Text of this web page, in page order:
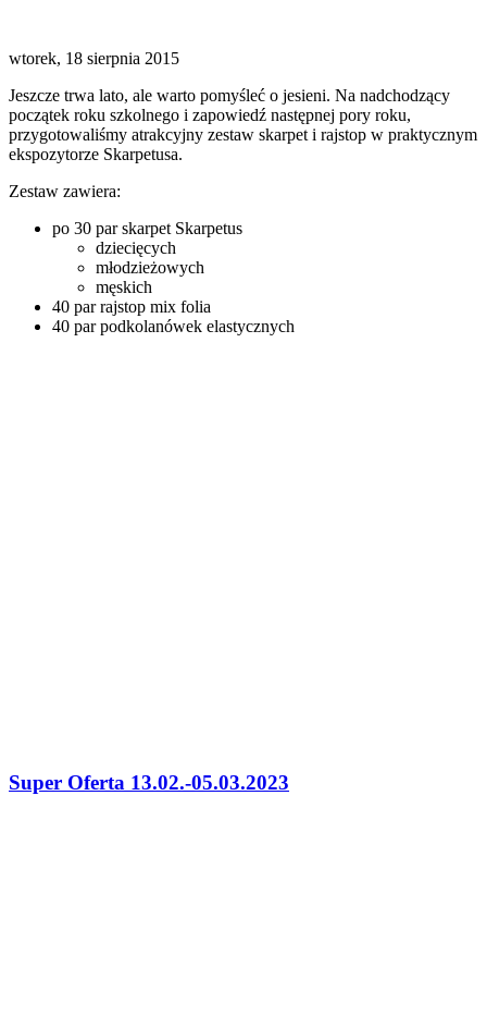
wtorek, 18 sierpnia 2015
Jeszcze trwa lato, ale warto pomyśleć o jesieni. Na nadchodzący
początek roku szkolnego i zapowiedź następnej pory roku,
przygotowaliśmy atrakcyjny zestaw skarpet i rajstop w praktycznym
ekspozytorze Skarpetusa.
Zestaw zawiera:
po 30 par skarpet Skarpetus
dziecięcych
młodzieżowych
męskich
40 par rajstop mix folia
40 par podkolanówek elastycznych
Super Oferta 13.02.-05.03.2023